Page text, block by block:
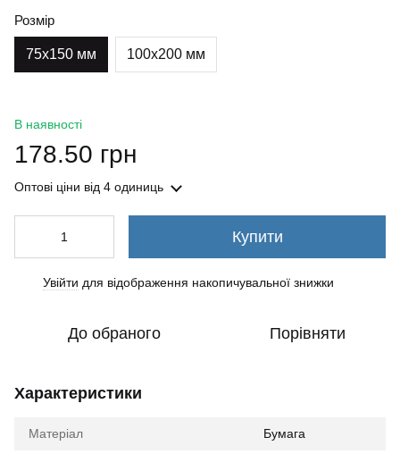
Розмір
75х150 мм 100х200 мм
В наявності
178.50 грн
Оптові ціни від 4 одиниць
Купити
Увійти для відображення накопичувальної знижки
До обраного Порівняти
Характеристики
Матеріал Бумага